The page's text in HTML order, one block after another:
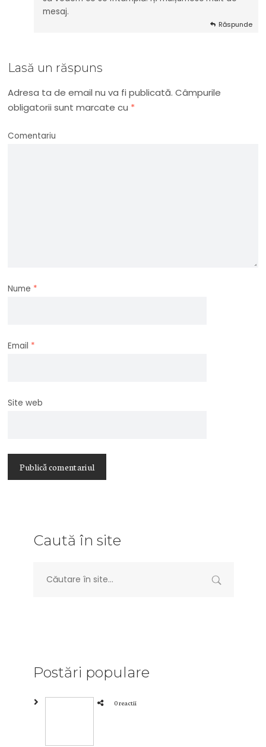
mesaj.
Răspunde
Lasă un răspuns
Adresa ta de email nu va fi publicată. Câmpurile
obligatorii sunt marcate cu *
Comentariu
Nume *
Email *
Site web
Caută în site
Postări populare
0 reactii